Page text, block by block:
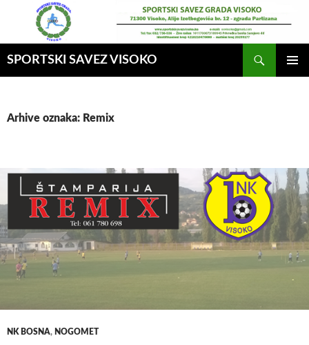
SPORTSKI SAVEZ VISOKO
Arhive oznaka: Remix
NK BOSNA, NOGOMET